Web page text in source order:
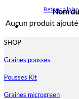
Retour à la
Nom
Aucun produit
SHOP
Graines pousses
Pousses Kit
Graines microgreen